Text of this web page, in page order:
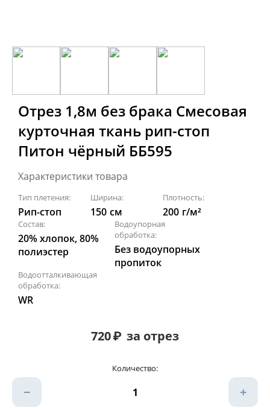
Отрез 1,8м без брака Смесовая
курточная ткань рип-стоп
Питон чёрный ББ595
Характеристики товара
Тип плетения:
Рип-стоп
Ширина:
150 см
Плотность:
200 г/м²
Состав:
20% хлопок, 80%
полиэстер
Водоупорная
обработка:
Без водоупорных
пропиток
Водоотталкивающая
обработка:
WR
720₽ за отрез
Количество:
+
−